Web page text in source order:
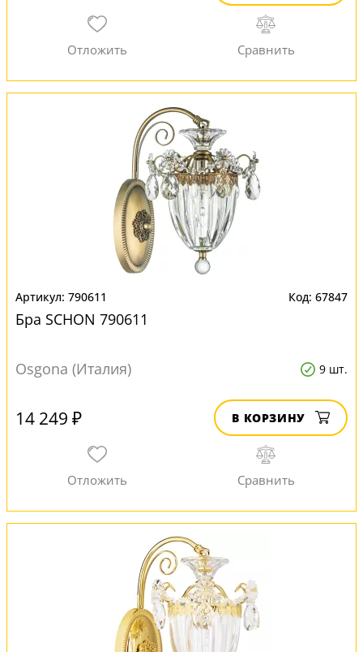
790611 67847
Бра SCHON 790611
Osgona (Италия) 9 шт.
14 249 ₽ В КОРЗИНУ